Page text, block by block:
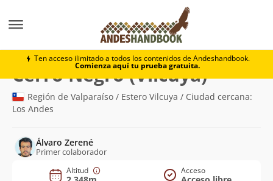
Ten acceso ilimitado a todos los contenidos de Andeshandbook.
Comienza aquí tu prueba gratuita.
Cerro Negro (Vilcuya)
Cerro Negro (Vilcuya)
Región de Valparaíso / Estero Vilcuya / Ciudad cercana:
Los Andes
Álvaro Zerené
Primer colaborador
Altitud Acceso